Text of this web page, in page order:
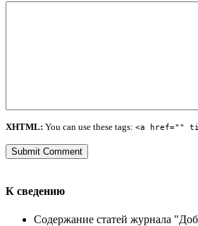
XHTML: You can use these tags: <a href=""
К сведению
Содержание статей журнала